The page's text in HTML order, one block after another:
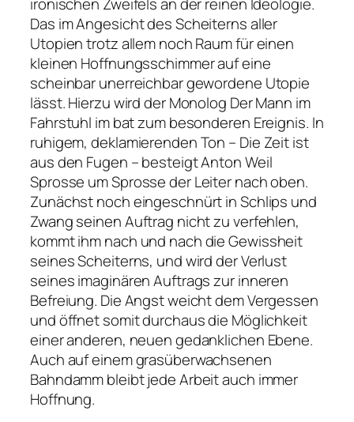
ironischen Zweifels an der reinen Ideologie.
Das im Angesicht des Scheiterns aller
Utopien trotz allem noch Raum für einen
kleinen Hoffnungsschimmer auf eine
scheinbar unerreichbar gewordene Utopie
lässt. Hierzu wird der Monolog Der Mann im
Fahrstuhl im bat zum besonderen Ereignis. In
ruhigem, deklamierenden Ton – Die Zeit ist
aus den Fugen – besteigt Anton Weil
Sprosse um Sprosse der Leiter nach oben.
Zunächst noch eingeschnürt in Schlips und
Zwang seinen Auftrag nicht zu verfehlen,
kommt ihm nach und nach die Gewissheit
seines Scheiterns, und wird der Verlust
seines imaginären Auftrags zur inneren
Befreiung. Die Angst weicht dem Vergessen
und öffnet somit durchaus die Möglichkeit
einer anderen, neuen gedanklichen Ebene.
Auch auf einem grasüberwachsenen
Bahndamm bleibt jede Arbeit auch immer
Hoffnung.